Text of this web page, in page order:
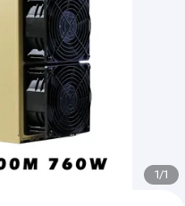
1/1